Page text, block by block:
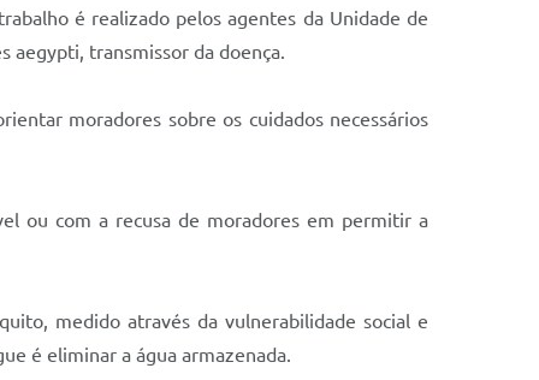
é realizado pelos agentes da Unidade de
aegypti, transmissor da doença.
moradores sobre os cuidados necessários
ou com a recusa de moradores em permitir a
medido através da vulnerabilidade social e
é eliminar a água armazenada.